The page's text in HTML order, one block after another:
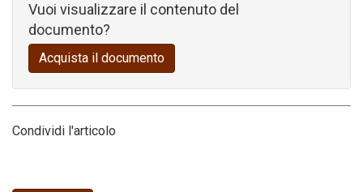
Vuoi visualizzare il contenuto del
documento?
Acquista il documento
Condividi l'articolo